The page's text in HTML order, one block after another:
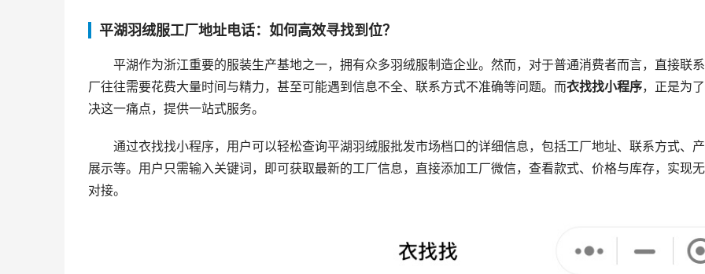
平湖羽绒服工厂地址电话：如何高效寻找到位？
平湖作为浙江重要的服装生产基地之一，拥有众多羽绒服制造企业。然而，对于普通消费者而言，直接联
厂往往需要花费大量时间与精力，甚至可能遇到信息不全、联系方式不准确等问题。而衣找找小程序，正是为
决这一痛点，提供一站式服务。
通过衣找找小程序，用户可以轻松查询平湖羽绒服批发市场档口的详细信息，包括工厂地址、联系方式、
展示等。用户只需输入关键词，即可获取最新的工厂信息，直接添加工厂微信，查看款式、价格与库存，实现
对接。